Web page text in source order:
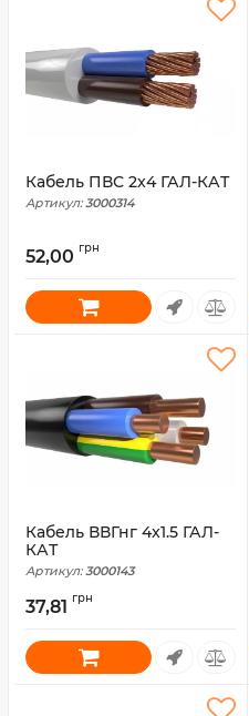
Кабель ПВС 2x4 ГАЛ-КАТ
Артикул: 3000314
52,00 грн
Кабель ВВГнг 4x1.5 ГАЛ-
КАТ
Артикул: 3000143
37,81 грн